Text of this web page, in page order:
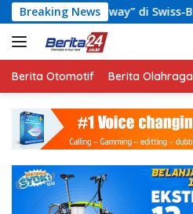
Langsung
ke
konten
Breaking News
di Swiss-Belhotel Lampung
Berita Otomotif Berita Olahraga